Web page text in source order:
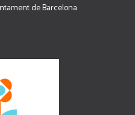
de Barcelona